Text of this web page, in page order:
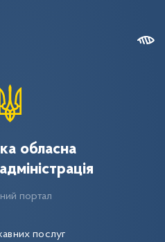
послуг
обласна
портал